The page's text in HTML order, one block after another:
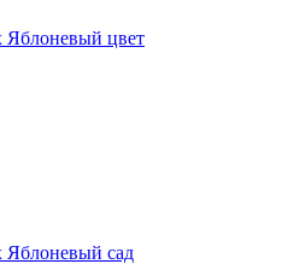
Яблоневый цвет
Яблоневый сад